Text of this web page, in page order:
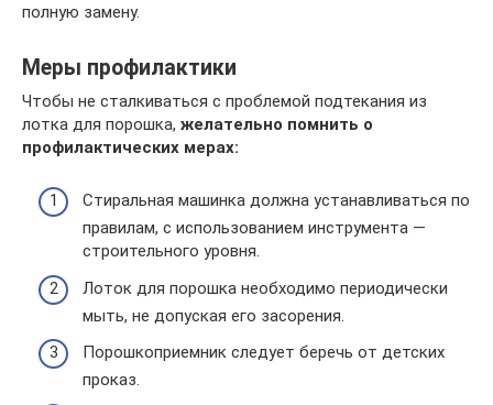
полную замену.
Меры профилактики
Чтобы не сталкиваться с проблемой подтекания из
лотка для порошка, желательно помнить о
профилактических мерах:
Стиральная машинка должна устанавливаться по
правилам, с использованием инструмента —
строительного уровня.
Лоток для порошка необходимо периодически
мыть, не допуская его засорения.
Порошкоприемник следует беречь от детских
проказ.